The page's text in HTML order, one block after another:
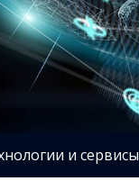
и сервисы